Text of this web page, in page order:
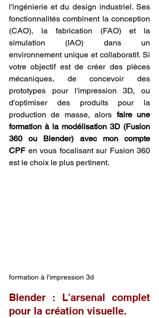
l'ingénierie et du design industriel. Ses
fonctionnalités combinent la conception
(CAO), la fabrication (FAO) et la
simulation (IAO) dans un
environnement unique et collaboratif. Si
votre objectif est de créer des pièces
mécaniques, de concevoir des
prototypes pour l'impression 3D, ou
d'optimiser des produits pour la
production de masse, alors faire une
formation à la modélisation 3D (Fusion
360 ou Blender) avec mon compte
CPF en vous focalisant sur Fusion 360
est le choix le plus pertinent.
formation à l'impression 3d
Blender : L'arsenal complet
pour la création visuelle.